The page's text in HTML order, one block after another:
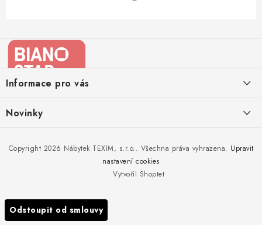
aInformace pro vás
Doprava nábytku k Vám
Reklamace
Novinky
to!
Nakupujte zahradní nábytek i v zimě
Podzimní očista a úklid zahradního nábytku
Vytvořil Shoptet
Copyright 2026 Nábytek TEXIM, s.r.o.. Všechna práva vyhrazena. Upravit
nastavení cookies
Odstoupit od smlouvy